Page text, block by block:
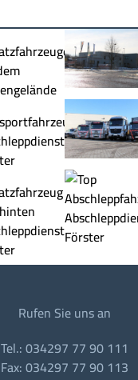
Rufen Sie uns an
Tel.: 034297 77 90 111
Fax: 034297 77 90 113